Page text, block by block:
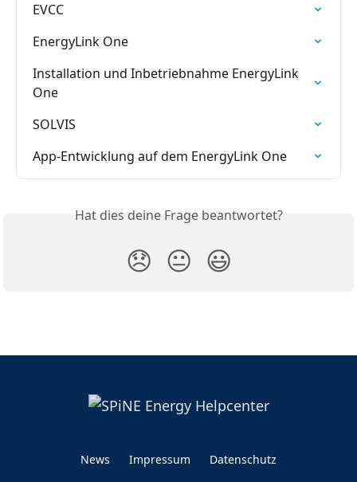
EVCC
EnergyLink One
Installation und Inbetriebnahme EnergyLink
One
SOLVIS
App-Entwicklung auf dem EnergyLink One
Hat dies deine Frage beantwortet?
😞 😐 😃
News Impressum Datenschutz